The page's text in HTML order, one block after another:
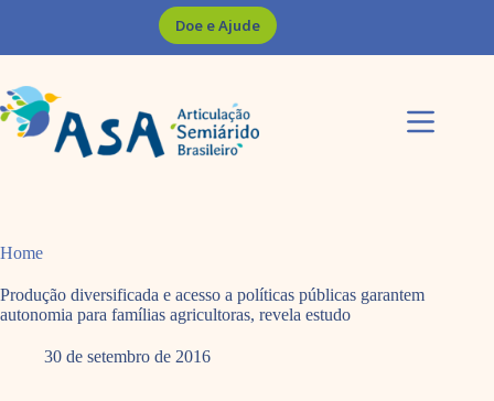
Doe e Ajude
Home
Produção diversificada e acesso a políticas públicas garantem
autonomia para famílias agricultoras, revela estudo
30 de setembro de 2016